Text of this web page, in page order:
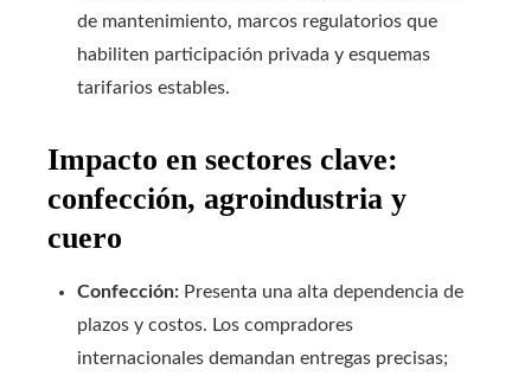
de mantenimiento, marcos regulatorios que
habiliten participación privada y esquemas
tarifarios estables.
Impacto en sectores clave:
confección, agroindustria y
cuero
Confección: Presenta una alta dependencia de
plazos y costos. Los compradores
internacionales demandan entregas precisas;